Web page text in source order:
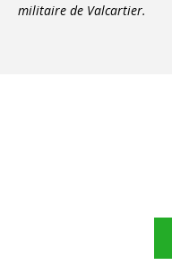
militaire de Valcartier.